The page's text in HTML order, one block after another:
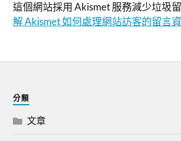
這個網站採用 Akismet 服務減少垃圾
解 Akismet 如何處理網站訪客的留言
分類
文章